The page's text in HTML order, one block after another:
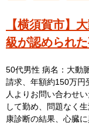
【横須賀市】
級が認められた
50代男性 病名：大動
請求、年額約150万
人よりお問い合わせ
して勤め、問題なく
康診断の結果、心臓